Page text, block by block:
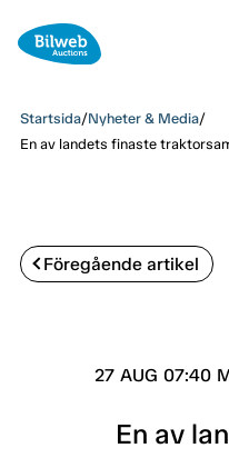
Startsida/Nyheter & Media/
En av landets finaste
Föregående artikel
27 AUG 07:40
En av